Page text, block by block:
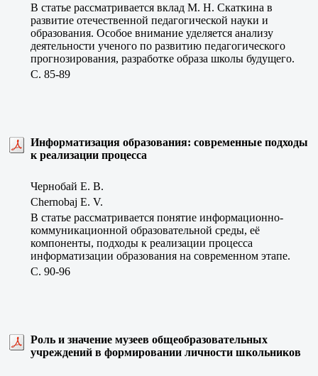
В статье рассматривается вклад М. Н. Скаткина в
развитие отечественной педагогической науки и
образования. Особое внимание уделяется анализу
деятельности ученого по развитию педагогического
прогнозирования, разработке образа школы будущего.
C. 85-89
Информатизация образования: современные подходы
к реализации процесса
Чернобай Е. В.
Chernobaj E. V.
В статье рассматривается понятие информационно-
коммуникационной образовательной среды, её
компоненты, подходы к реализации процесса
информатизации образования на современном этапе.
C. 90-96
Роль и значение музеев общеобразовательных
учреждений в формировании личности школьников